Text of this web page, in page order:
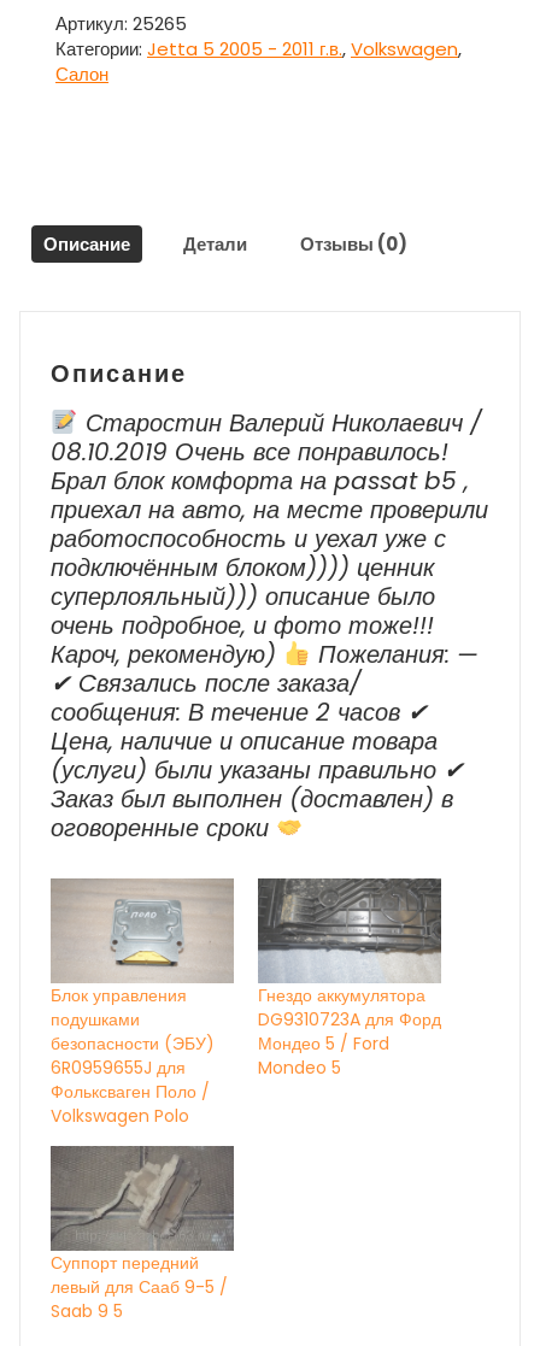
внутренняя
зеркала
левая
5
/
Артикул: 25265
Категории: Jetta 5 2005 - 2011 г.в.,Volkswagen,
Салон
Описание Детали Отзывы (0)
Описание
Старостин Валерий Николаевич /
08.10.2019 Очень все понравилось!
Брал блок комфорта на passat b5 ,
приехал на авто, на месте проверили
работоспособность и уехал уже с
подключённым блоком)))) ценник
суперлояльный))) описание было
очень подробное, и фото тоже!!!
Кароч, рекомендую)
Пожелания: —
✔ Cвязались после заказа/
сообщения: В течение 2 часов ✔
Цена, наличие и описание товара
(услуги) были указаны правильно ✔
Заказ был выполнен (доставлен) в
оговоренные сроки
Блок управления
подушками
безопасности (ЭБУ)
6R0959655J для
Фольксваген Поло /
Volkswagen Polo
Гнездо аккумулятора
DG9310723A для Форд
Мондео 5 / Ford
Mondeo 5
Суппорт передний
левый для Сааб 9-5 /
Saab 9 5